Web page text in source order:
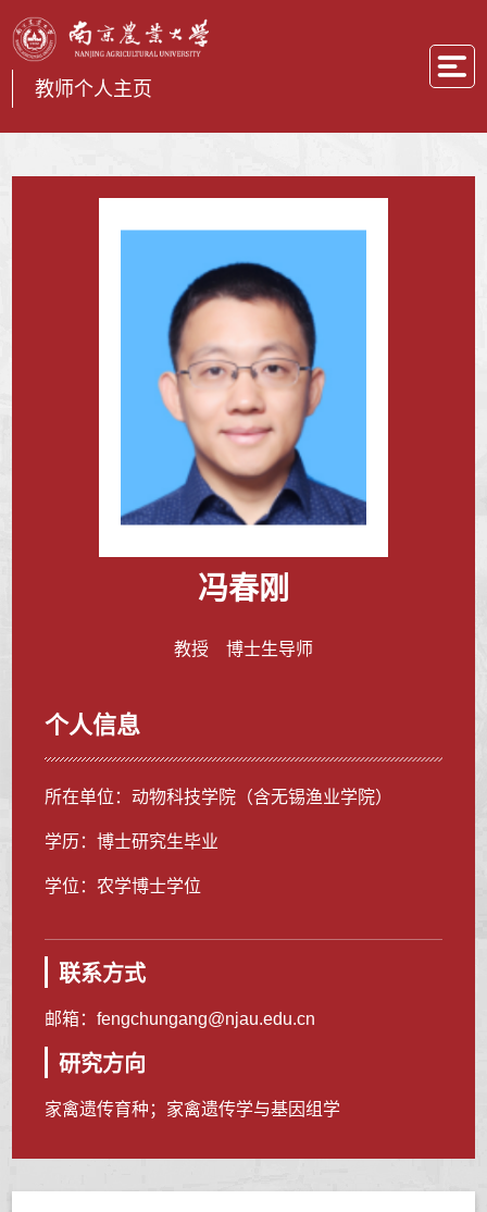
教师个人主页
冯春刚
教授 博士生导师
个人信息
所在单位：动物科技学院（含无锡渔业学院）
学历：博士研究生毕业
学位：农学博士学位
联系方式
邮箱：fengchungang@njau.edu.cn
研究方向
家禽遗传育种；家禽遗传学与基因组学